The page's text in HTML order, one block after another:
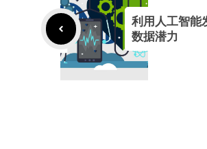
利用人工智能
数据潜力